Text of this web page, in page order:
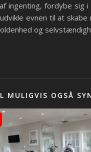
fordybe sig
evnen til at
og
MULIGVIS OGSÅ